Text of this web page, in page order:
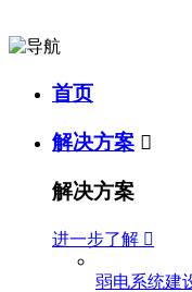
首页
解决方案 
解决方案
进一步了解 
弱电系统建